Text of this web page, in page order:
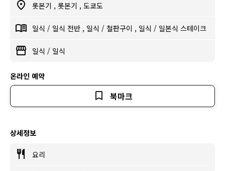
롯본기 , 롯본기 , 도쿄도
일식 / 일식 전반 , 일식 / 철판구이 , 일식 / 일본식 스테이크
일식 / 일식
온라인 예약
북마크
상세정보
요리